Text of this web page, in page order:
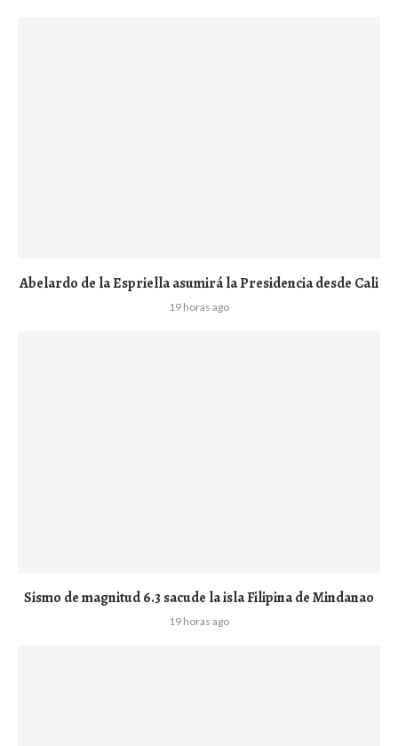
Abelardo de la Espriella asumirá la Presidencia desde Cali
19 horas ago
Sismo de magnitud 6.3 sacude la isla Filipina de Mindanao
19 horas ago